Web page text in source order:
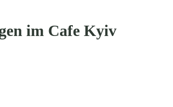
im Cafe Kyiv